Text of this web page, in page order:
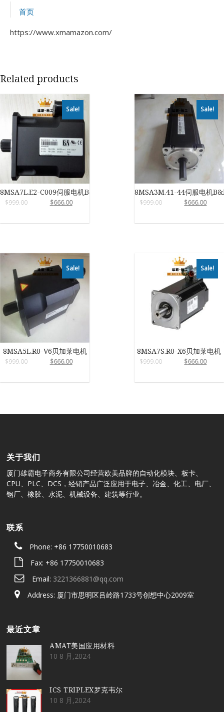
首页
https://www.xmamazon.com/
Related products
Sale!
8MSA7L.E2-C009伺服电机B&R
$999.00 $666.00
Sale!
8MSA3M.41-44伺服电机
$999.00 $666.00
Sale!
8MSA5L.R0-V6贝加莱电机
$999.00 $666.00
Sale!
8MSA7S.R0-X6贝加莱电机
$999.00 $666.00
关于我们
厦门雄霸电子商务有限公司经营欧美品牌的自动化模块、板卡、
CPU、PLC、DCS，经销产品广泛应用于电子、冶金、化工、电厂、
钢厂、橡胶、水泥、机械设备、建筑等行业。
联系
Phone: +86 17750010683
Fax: +86 17750010683
Email: 3221366881@qq.com
Address: 厦门市思明区吕岭路1733号创想中心2009室
最近文章
AMAT美国应用材料
10 8 月,2024
ICS TRIPLEX罗克韦尔
10 8 月,2024